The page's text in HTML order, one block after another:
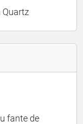
fante de